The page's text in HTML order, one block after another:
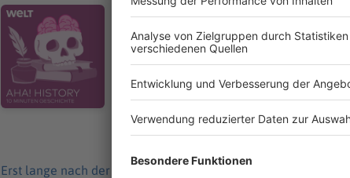
Audiotitel - Wie Kunst entstandder ältesten bekannten Kunstwerke der
rund 40.000 Jahre alten Objekte über die
History – Zehn Minuten Geschichte" ist
Redaktion, Moderation: Viola Koegst Impressum:
https://www.welt.de/services/
26.12.2024 03:20 / 14min
Erst lange nach der Entstehung des Homo Sapiens